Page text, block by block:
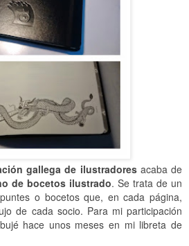
gallega de ilustradoresacaba de
de bocetos ilustrado. Se trata de un
o bocetos que, en cada página,
de cada socio. Para mi participación
hace unos meses en mi libreta de